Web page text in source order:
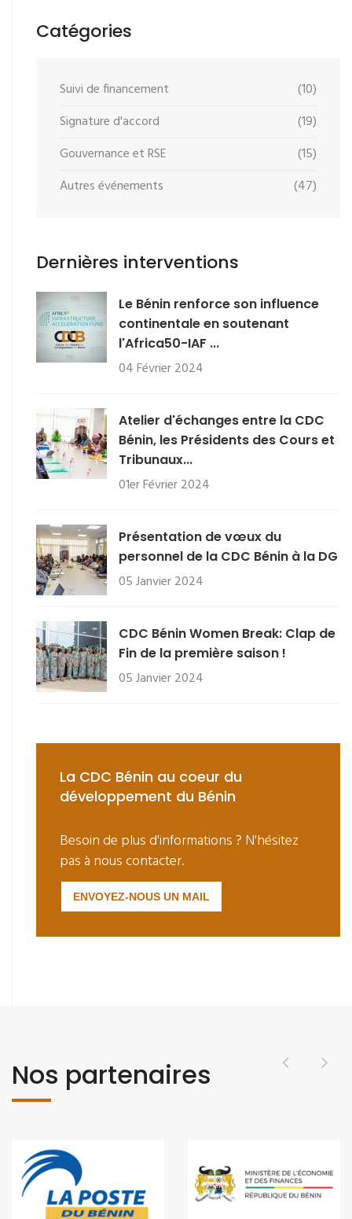
Catégories
Suivi de financement
(10)
Signature d'accord
(19)
Gouvernance et RSE
(15)
Autres événements
(47)
Dernières interventions
Le Bénin renforce son influence
continentale en soutenant
l'Africa50-IAF ...
04 Février 2024
Atelier d'échanges entre la CDC
Bénin, les Présidents des Cours et
Tribunaux...
01er Février 2024
Présentation de vœux du
personnel de la CDC Bénin à la DG
05 Janvier 2024
CDC Bénin Women Break: Clap de
Fin de la première saison !
05 Janvier 2024
La CDC Bénin au coeur du
développement du Bénin
Besoin de plus d'informations ? N'hésitez
pas à nous contacter.
ENVOYEZ-NOUS UN MAIL
Nos partenaires